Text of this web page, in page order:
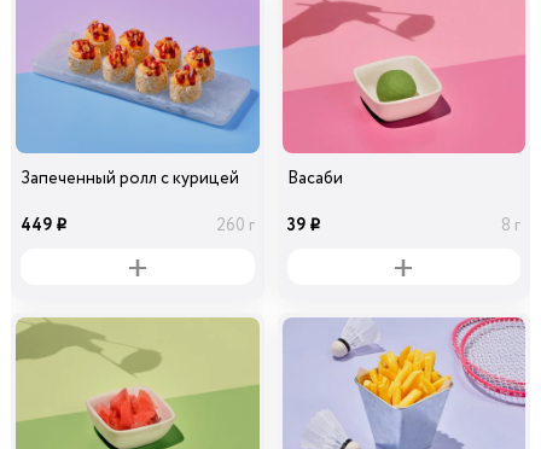
Запеченный ролл с курицей
449 i 260 г
Васаби
39 i 8 г